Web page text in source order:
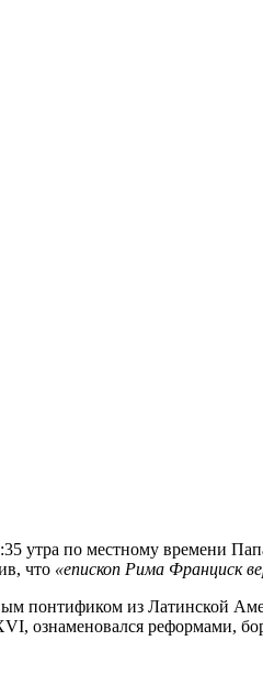
утра по местному времени
что «епископ Рима Франциск
понтификом из Латинской
ознаменовался реформами,